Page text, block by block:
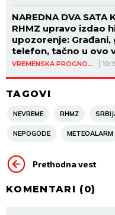
VREMENSKA PROGNOZA
NAREDNA DVA SATA
RHMZ upravo izdao
upozorenje: Građani,
telefon, tačno u ovo
kreću TRI
TAGOVI
NEVREME RHMZ
NEPOGODE METEOALARM
Prethodna vest
KOMENTARI (0)